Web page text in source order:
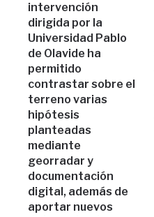
intervención
dirigida por la
Universidad Pablo
de Olavide ha
permitido
contrastar sobre el
terreno varias
hipótesis
planteadas
mediante
georradar y
documentación
digital, además de
aportar nuevos